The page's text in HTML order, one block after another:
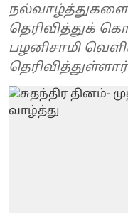
நல்வாழ்த்துகளை
தெரிவித்துக்
பழனிசாமி
தெரிவித்துள்ளார்.